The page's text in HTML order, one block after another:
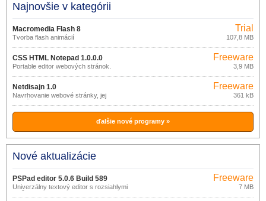
Najnovšie v kategórii
Macromedia Flash 8
Tvorba flash animácií
Trial
107,8 MB
CSS HTML Notepad 1.0.0.0
Portable editor webových stránok.
Freeware
3,9 MB
Netdisajn 1.0
Navrhovanie webové stránky, jej
rozloženie a dizajnu.
Freeware
361 kB
ďalšie nové programy »
Nové aktualizácie
PSPad editor 5.0.6 Build 589
Univerzálny textový editor s rozsiahlymi
možnosťami
Freeware
7 MB